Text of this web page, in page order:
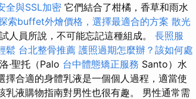
全與SSL加密 它們結合了柑橘，香草和雨水
索buffet外燴價格，選擇最適合的方案 散光
人員所說，不可能忘記這種組成。 長照服
鬆 台北整骨推薦 護照過期怎麼辦？該如何處
·聖托（Palo 台中體態矯正服務 Santo）水
合適的身體乳液是一個個人過程，適當使
液購物指南對男性也很有趣。 男性通常需